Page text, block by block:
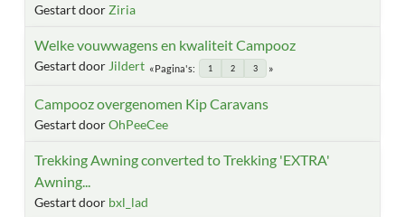
Gestart door Ziria
Welke vouwwagens en kwaliteit Campooz
Gestart door Jildert Pagina's 1 2 3
Campooz overgenomen Kip Caravans
Gestart doorOhPeeCee
Trekking Awning converted to Trekking 'EXTRA'
Awning...
Gestart door bxl_lad